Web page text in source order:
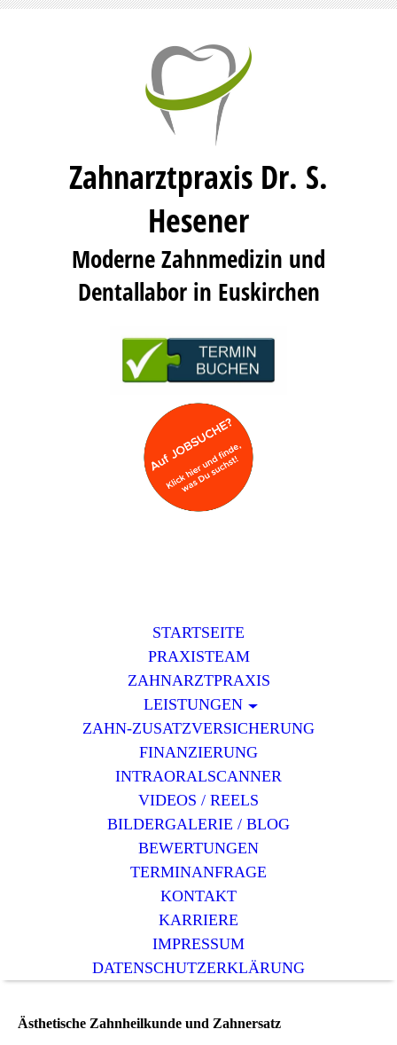
Zahnarztpraxis Dr. S.
Hesener
Moderne Zahnmedizin und
Dentallabor in Euskirchen
STARTSEITE
PRAXISTEAM
ZAHNARZTPRAXIS
LEISTUNGEN
ZAHN-ZUSATZVERSICHERUNG
FINANZIERUNG
INTRAORALSCANNER
VIDEOS / REELS
BILDERGALERIE / BLOG
BEWERTUNGEN
TERMINANFRAGE
KONTAKT
KARRIERE
IMPRESSUM
DATENSCHUTZERKLÄRUNG
Ästhetische Zahnheilkunde und Zahnersatz